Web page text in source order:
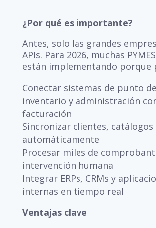
¿Por qué es importante?
Antes, solo las grandes
APIs. Para 2026, muchas
están implementando porque
Conectar sistemas de punto
inventario y administración
facturación
Sincronizar clientes, catálogos
automáticamente
Procesar miles de
intervención humana
Integrar ERPs, CRMs y
internas en tiempo real
Ventajas clave